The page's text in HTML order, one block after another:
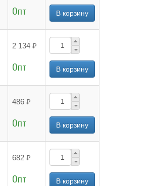
Опт
2 134 ₽
Опт
486 ₽
Опт
682 ₽
Опт